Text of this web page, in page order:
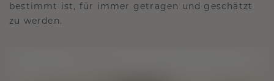
bestimmt ist, für immer getragen und geschätzt
zu werden.